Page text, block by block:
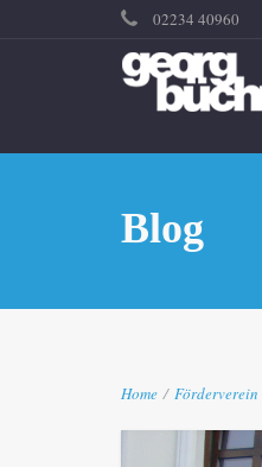
02234 40960
Blog
Home / Förderverein